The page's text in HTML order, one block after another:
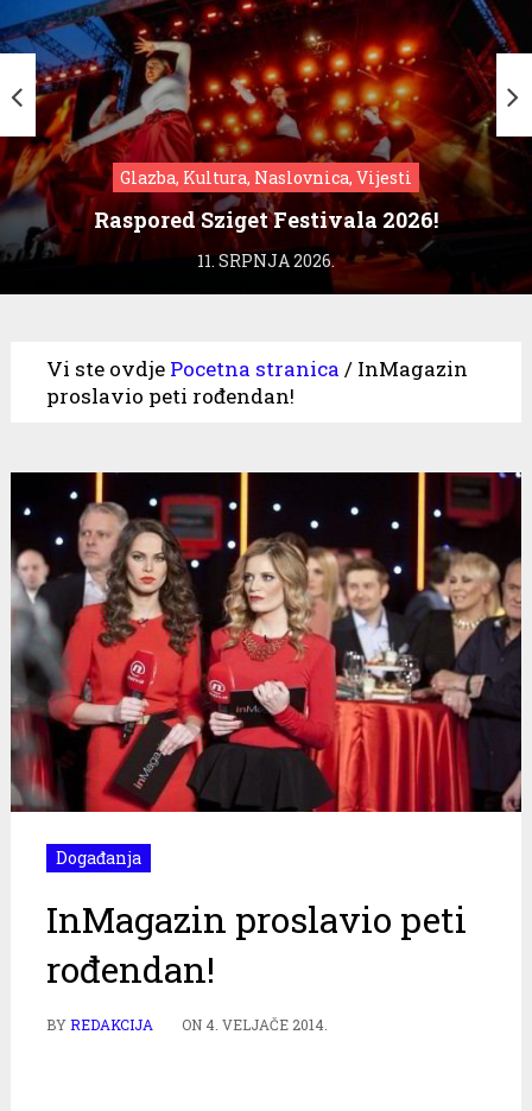
Glazba, Kultura, Naslovnica, Vijesti
Raspored Sziget Festivala 2026!
11. SRPNJA 2026.
Vi ste ovdje Pocetna stranica / InMagazin
proslavio peti rođendan!
Događanja
InMagazin proslavio peti
rođendan!
BYREDAKCIJA ON 4. VELJAČE 2014.